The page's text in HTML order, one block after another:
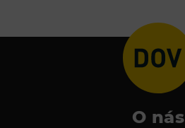
Narozeninové oslavy
Tematické dárkové poukazy
O nás